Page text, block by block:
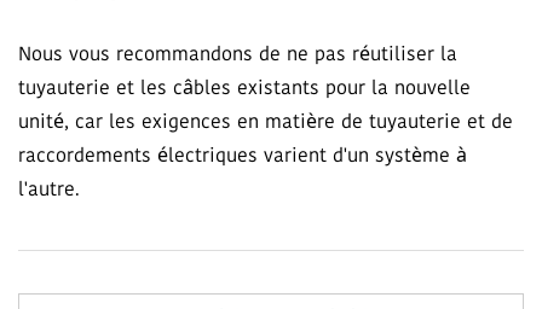
Nous vous recommandons de ne pas réutiliser la
tuyauterie et les câbles existants pour la nouvelle
unité, car les exigences en matière de tuyauterie et de
raccordements électriques varient d'un système à
l'autre.